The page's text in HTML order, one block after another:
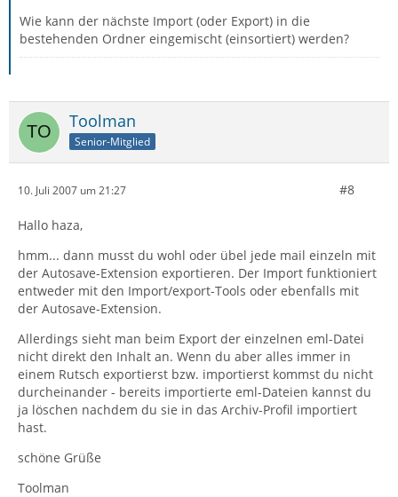
Wie kann der nächste Import (oder Export) in die
bestehenden Ordner eingemischt (einsortiert) werden?
Toolman
Senior-Mitglied
10. Juli 2007 um 21:27 #8
Hallo haza,
hmm... dann musst du wohl oder übel jede mail einzeln mit
der Autosave-Extension exportieren. Der Import funktioniert
entweder mit den Import/export-Tools oder ebenfalls mit
der Autosave-Extension.
Allerdings sieht man beim Export der einzelnen eml-Datei
nicht direkt den Inhalt an. Wenn du aber alles immer in
einem Rutsch exportierst bzw. importierst kommst du nicht
durcheinander - bereits importierte eml-Dateien kannst du
ja löschen nachdem du sie in das Archiv-Profil importiert
hast.
schöne Grüße
Toolman